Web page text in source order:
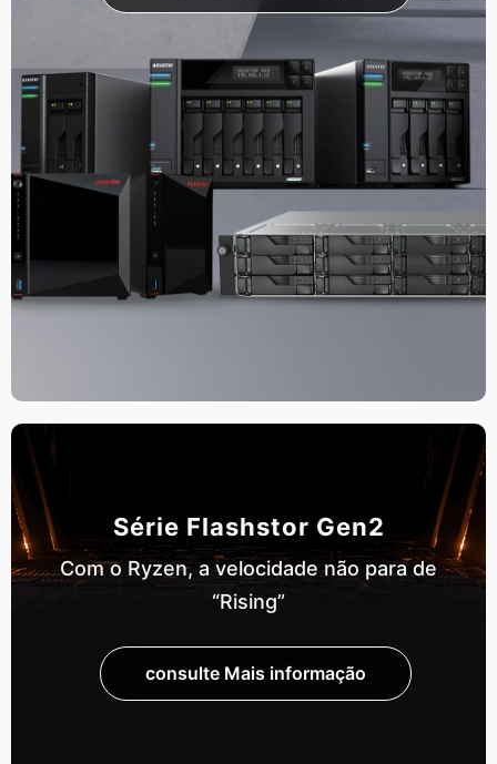
Série Flashstor Gen2
Com o Ryzen, a velocidade não para de
“Rising”
consulte Mais informação